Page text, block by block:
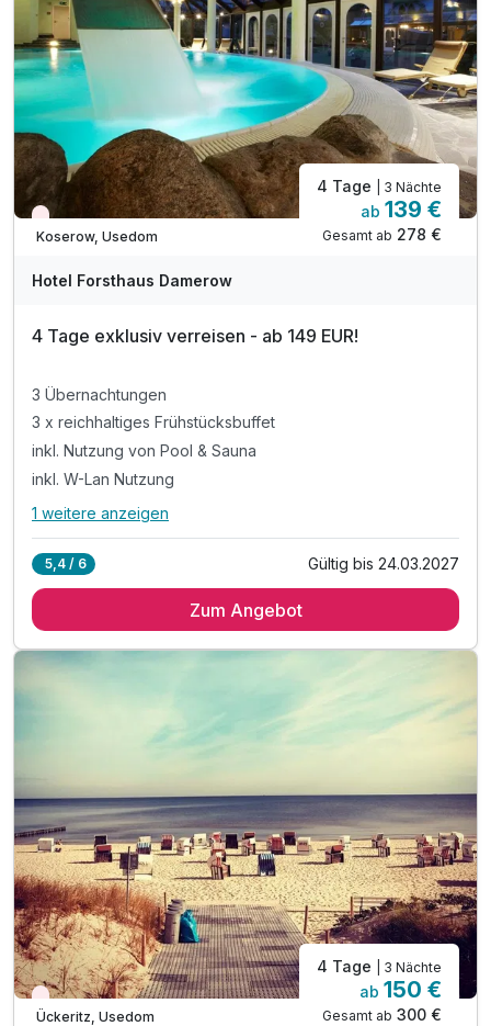
inkl. Dampfbad, Erlebnisduschen, Kneippfußbäder
inkl. tgl. alkoholfreie Getränke aus der Minibar
Wieder frei ab Oktober
Koserow, Usedom
4 Tage | 3 Nächte
ab 139 €
Gesamt ab 278 €
Hotel Forsthaus Damerow
4 Tage exklusiv verreisen - ab 149 EUR!
3 Übernachtungen
3 x reichhaltiges Frühstücksbuffet
inkl. Nutzung von Pool & Sauna
inkl. W-Lan Nutzung
Alle Inklusivleistungen
3 x reichhaltiges Frühstücksbuffet
inkl. W-Lan Nutzung
1 weitere anzeigen
5,4 / 6 Gültig bis 24.03.2027
Zum Angebot
Wieder frei ab September
Ückeritz, Usedom
4 Tage | 3 Nächte
ab 150 €
Gesamt ab 300 €